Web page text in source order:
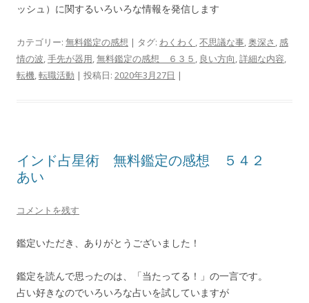
ッシュ）に関するいろいろな情報を発信します
カテゴリー: 無料鑑定の感想 | タグ: わくわく ,不思議な事,奥深さ , 感
情の波,手先が器用,無料鑑定の感想 ６３５ , 良い方向,詳細な内容,
転機,転職活動 | 投稿日: 2020年3月27日 |
インド占星術 無料鑑定の感想 ５４２
あい
コメントを残す
鑑定いただき、ありがとうございました！
鑑定を読んで思ったのは、「当たってる！」の一言です。
占い好きなのでいろいろな占いを試していますが